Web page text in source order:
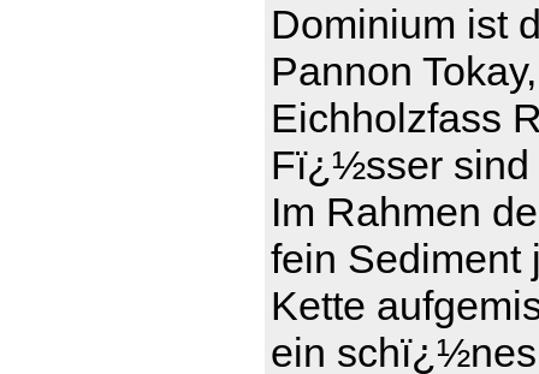
Dominium ist
Pannon
Eichholzfass
Fï¿½sser sind
Im Rahmen
fein Sediment
Kette
ein